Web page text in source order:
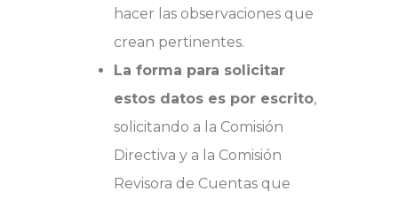
hacer las observaciones que
crean pertinentes.
La forma para solicitar
estos datos es por escrito,
solicitando a la Comisión
Directiva y a la Comisión
Revisora de Cuentas que